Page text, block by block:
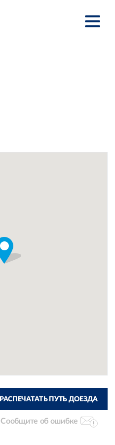
РАСПЕЧАТАТЬ ПУТЬ ДОЕЗДА
Сообщите об ошибке